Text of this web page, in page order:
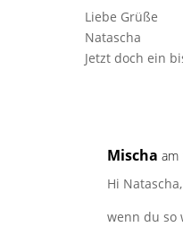
Liebe Grüße
Natascha
Jetzt doch ein
Mischa am
Hi Natascha,
wenn du so